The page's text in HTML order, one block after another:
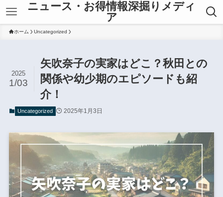
ニュース・お得情報深掘りメディ
ア
ホーム Uncategorized
矢吹奈子の実家はどこ？秋田との
関係や幼少期のエピソードも紹
介！
2025
1/03
Uncategorized 2025年1月3日